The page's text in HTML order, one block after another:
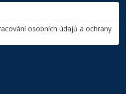
osobních údajů a ochrany